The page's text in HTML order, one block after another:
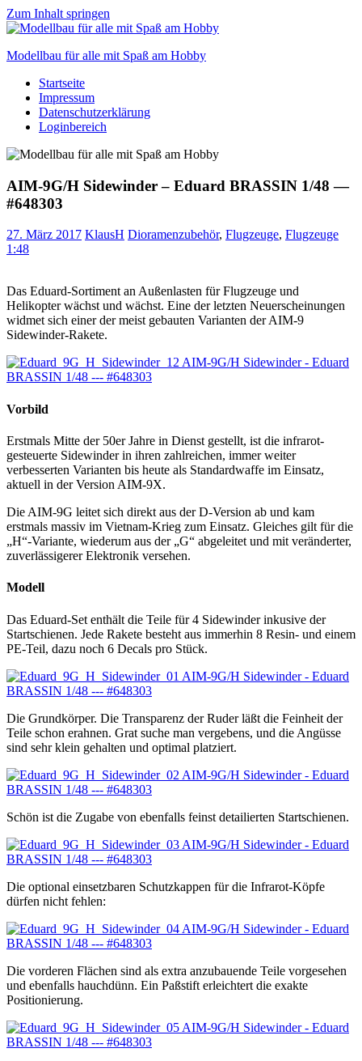
Zum Inhalt springen
Modellbau für alle mit Spaß am Hobby
Scale
modelling
to
Startseite
Impressum
Datenschutzerklärung
Loginbereich
AIM-9G/H Sidewinder – Eduard BRASSIN 1/48 —
#648303
27. März 2017 KlausH Dioramenzubehör, Flugzeuge, Flugzeuge
1:48
Das Eduard-Sortiment an Außenlasten für Flugzeuge und
Helikopter wächst und wächst. Eine der letzten Neuerscheinungen
widmet sich einer der meist gebauten Varianten der AIM-9
Sidewinder-Rakete.
Vorbild
Erstmals Mitte der 50er Jahre in Dienst gestellt, ist die infrarot-
gesteuerte Sidewinder in ihren zahlreichen, immer weiter
verbesserten Varianten bis heute als Standardwaffe im Einsatz,
aktuell in der Version AIM-9X.
Die AIM-9G leitet sich direkt aus der D-Version ab und kam
erstmals massiv im Vietnam-Krieg zum Einsatz. Gleiches gilt für die
„H“-Variante, wiederum aus der „G“ abgeleitet und mit veränderter,
zuverlässigerer Elektronik versehen.
Modell
Das Eduard-Set enthält die Teile für 4 Sidewinder inkusive der
Startschienen. Jede Rakete besteht aus immerhin 8 Resin- und einem
PE-Teil, dazu noch 6 Decals pro Stück.
Die Grundkörper. Die Transparenz der Ruder läßt die Feinheit der
Teile schon erahnen. Grat suche man vergebens, und die Angüsse
sind sehr klein gehalten und optimal platziert.
Schön ist die Zugabe von ebenfalls feinst detailierten Startschienen.
Die optional einsetzbaren Schutzkappen für die Infrarot-Köpfe
dürfen nicht fehlen:
Die vorderen Flächen sind als extra anzubauende Teile vorgesehen
und ebenfalls hauchdünn. Ein Paßstift erleichtert die exakte
Positionierung.